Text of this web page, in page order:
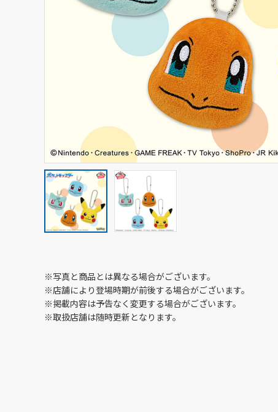
※写真と商品とは異なる場合がございます。
※店舗により登場時期が前後する場合がございます。
※掲載内容は予告なく変更する場合がございます。
※取扱店舗は随時更新となります。